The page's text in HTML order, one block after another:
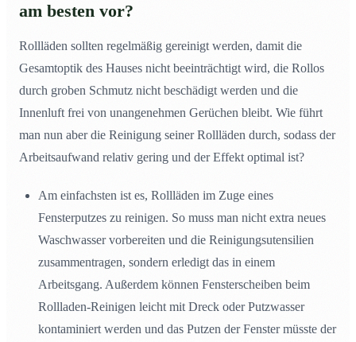
am besten vor?
Rollläden sollten regelmäßig gereinigt werden, damit die
Gesamtoptik des Hauses nicht beeinträchtigt wird, die Rollos
durch groben Schmutz nicht beschädigt werden und die
Innenluft frei von unangenehmen Gerüchen bleibt. Wie führt
man nun aber die Reinigung seiner Rollläden durch, sodass der
Arbeitsaufwand relativ gering und der Effekt optimal ist?
Am einfachsten ist es, Rollläden im Zuge eines
Fensterputzes zu reinigen. So muss man nicht extra neues
Waschwasser vorbereiten und die Reinigungsutensilien
zusammentragen, sondern erledigt das in einem
Arbeitsgang. Außerdem können Fensterscheiben beim
Rollladen-Reinigen leicht mit Dreck oder Putzwasser
kontaminiert werden und das Putzen der Fenster müsste der